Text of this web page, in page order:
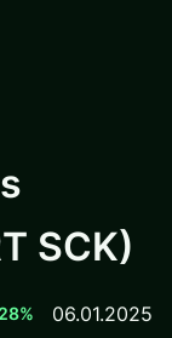
SCK)
06.01.2025